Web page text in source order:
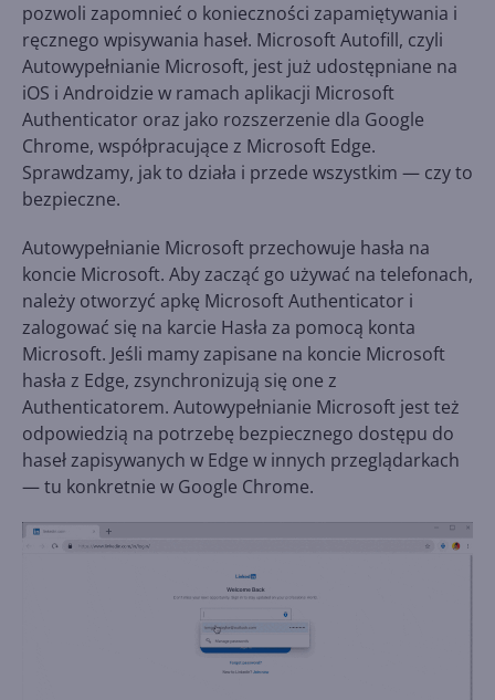
pozwoli zapomnieć o konieczności zapamiętywania i
ręcznego wpisywania haseł. Microsoft Autofill, czyli
Autowypełnianie Microsoft, jest już udostępniane na
iOS i Androidzie w ramach aplikacji Microsoft
Authenticator oraz jako rozszerzenie dla Google
Chrome, współpracujące z Microsoft Edge.
Sprawdzamy, jak to działa i przede wszystkim — czy to
bezpieczne.
Autowypełnianie Microsoft przechowuje hasła na
koncie Microsoft. Aby zacząć go używać na telefonach,
należy otworzyć apkę Microsoft Authenticator i
zalogować się na karcie Hasła za pomocą konta
Microsoft. Jeśli mamy zapisane na koncie Microsoft
hasła z Edge, zsynchronizują się one z
Authenticatorem. Autowypełnianie Microsoft jest też
odpowiedzią na potrzebę bezpiecznego dostępu do
haseł zapisywanych w Edge w innych przeglądarkach
— tu konkretnie w Google Chrome.